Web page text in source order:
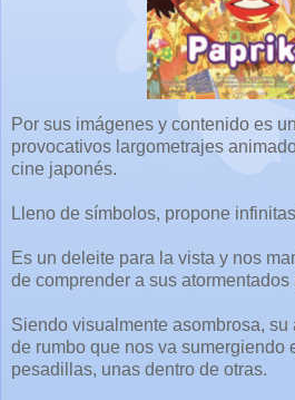
Por sus imágenes y contenido es
provocativos largometrajes
cine japonés.
Lleno de símbolos, propone
Es un deleite para la vista y nos
de comprender a sus atormentados
Siendo visualmente asombrosa,
de rumbo que nos va sumergiendo
pesadillas, unas dentro de otras.